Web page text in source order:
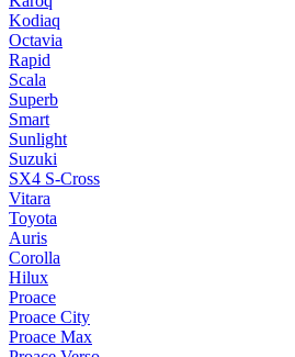
Kodiaq
Octavia
Rapid
Scala
Superb
Smart
Sunlight
Suzuki
SX4 S-Cross
Vitara
Toyota
Auris
Corolla
Hilux
Proace
Proace City
Proace Max